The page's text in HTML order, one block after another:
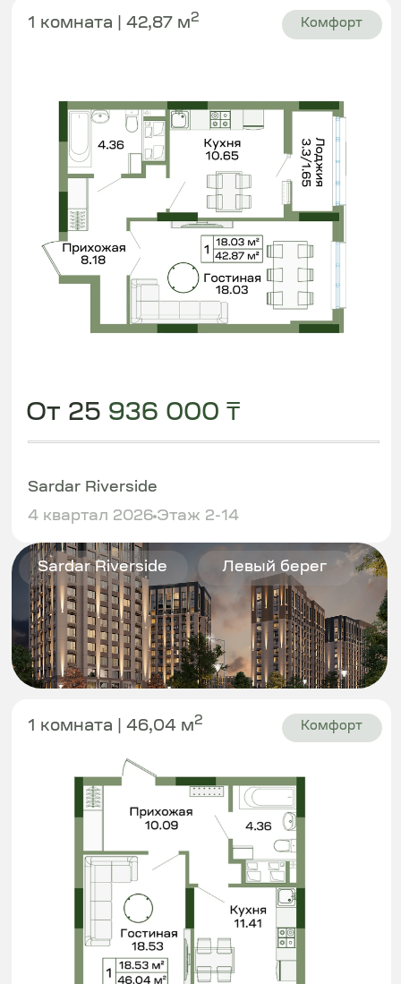
Этаж 2-14
Sardar Riverside
От 27854 000 ₸
Бизнес класс II кв 2026 г
Другие проекты